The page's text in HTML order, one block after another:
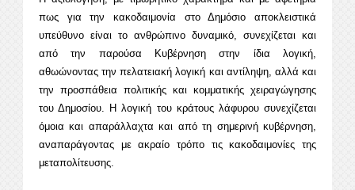
πως για την κακοδαιμονία στο Δημόσιο αποκλειστικά
υπεύθυνο είναι το ανθρώπινο δυναμικό, συνεχίζεται και
από την παρούσα Κυβέρνηση στην ίδια λογική,
αθωώνοντας την πελατειακή λογική και αντίληψη, αλλά και
την προσπάθεια πολιτικής και κομματικής χειραγώγησης
του Δημοσίου. Η λογική του κράτους λάφυρου συνεχίζεται
όμοια και απαράλλαχτα και από τη σημερινή κυβέρνηση,
αναπαράγοντας με ακραίο τρόπο τις κακοδαιμονίες της
μεταπολίτευσης.